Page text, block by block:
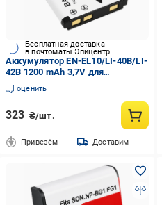
Бесплатная доставка
в почтоматы Эпицентр
Аккумулятор EN-EL10/LI-40B/LI-
42B 1200 mAh 3,7V для
Olympus/Nikon (1002-125-01)
оценить
323 ₴/шт.
Привезём Доставим